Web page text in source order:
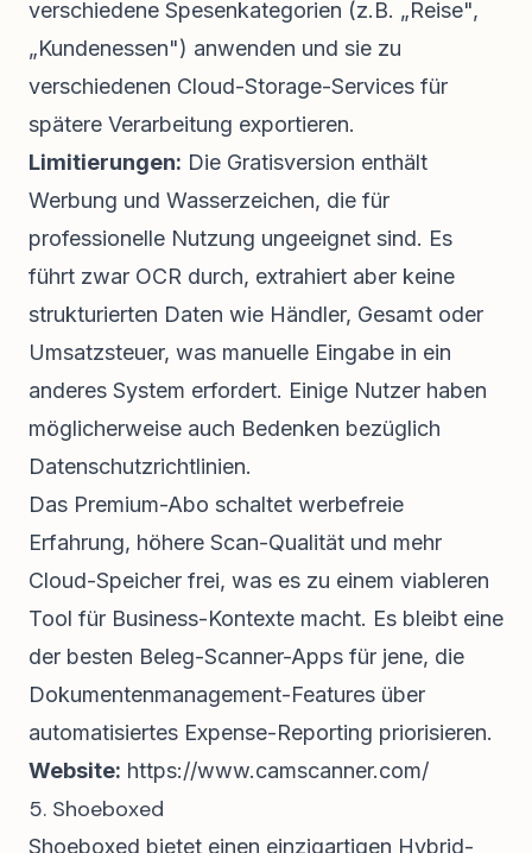
verschiedene Spesenkategorien (z.B. „Reise",
„Kundenessen") anwenden und sie zu
verschiedenen Cloud-Storage-Services für
spätere Verarbeitung exportieren.
Limitierungen: Die Gratisversion enthält
Werbung und Wasserzeichen, die für
professionelle Nutzung ungeeignet sind. Es
führt zwar OCR durch, extrahiert aber keine
strukturierten Daten wie Händler, Gesamt oder
Umsatzsteuer, was manuelle Eingabe in ein
anderes System erfordert. Einige Nutzer haben
möglicherweise auch Bedenken bezüglich
Datenschutzrichtlinien.
Das Premium-Abo schaltet werbefreie
Erfahrung, höhere Scan-Qualität und mehr
Cloud-Speicher frei, was es zu einem viableren
Tool für Business-Kontexte macht. Es bleibt eine
der besten Beleg-Scanner-Apps für jene, die
Dokumentenmanagement-Features über
automatisiertes Expense-Reporting priorisieren.
Website: https://www.camscanner.com/
5. Shoeboxed
Shoeboxed bietet einen einzigartigen Hybrid-